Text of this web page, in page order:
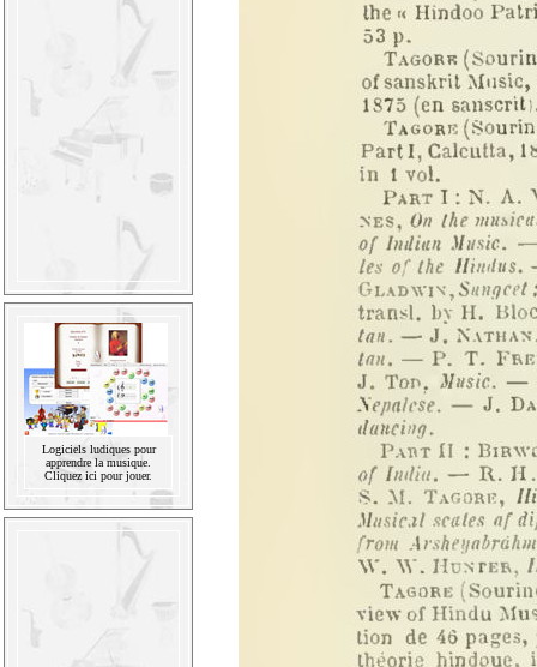
Logiciels ludiques pour
apprendre la musique.
Cliquez ici pour jouer.